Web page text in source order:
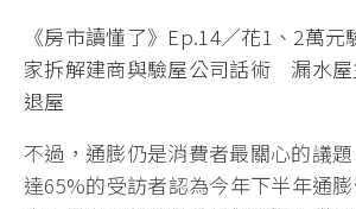
《房市讀懂了》Ep.14／花1、2萬
家拆解建商與驗屋公司話術 漏水
退屋
不過，通膨仍是消費者最關心的議
達65%的受訪者認為今年下半年通